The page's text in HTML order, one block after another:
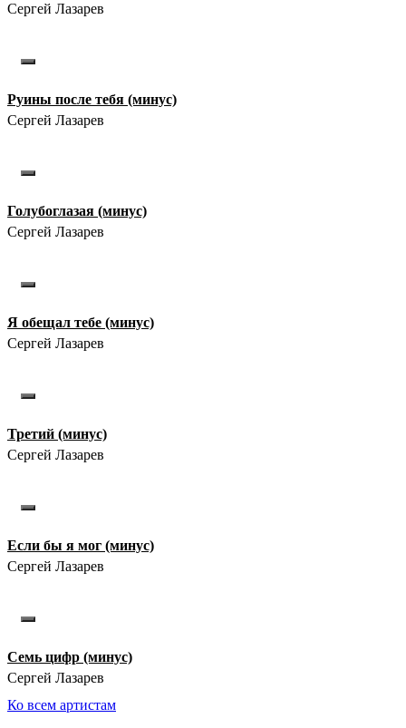
Сергей Лазарев
Руины после тебя (минус)
Сергей Лазарев
Голубоглазая (минус)
Сергей Лазарев
Я обещал тебе (минус)
Сергей Лазарев
Третий (минус)
Сергей Лазарев
Если бы я мог (минус)
Сергей Лазарев
Семь цифр (минус)
Сергей Лазарев
Ко всем артистам